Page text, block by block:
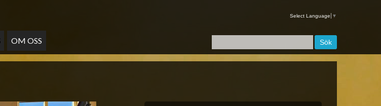
OM OSS
Select Language ▼